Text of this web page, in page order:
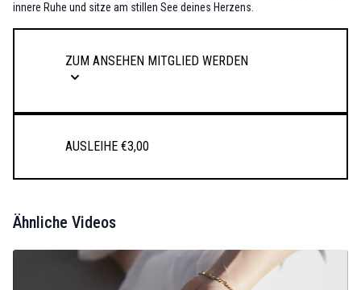
innere Ruhe und sitze am stillen See deines Herzens.
Zum Ansehen Mitglied werden
Ausleihe €3,00
Ähnliche Videos